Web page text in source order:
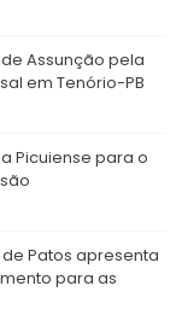
Assunção pela
em Tenório-PB
Picuiense para o
Patos apresenta
para as